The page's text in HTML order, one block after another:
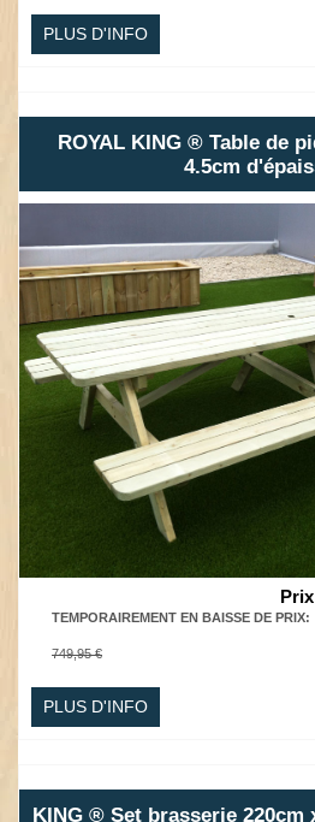
PLUS D'INFO
ROYAL KING ® Table de
4.5cm
TEMPORAIREMENT EN BAISSE DE PRIX:
749,95 €
PLUS D'INFO
KING ® Set brasserie 220cm